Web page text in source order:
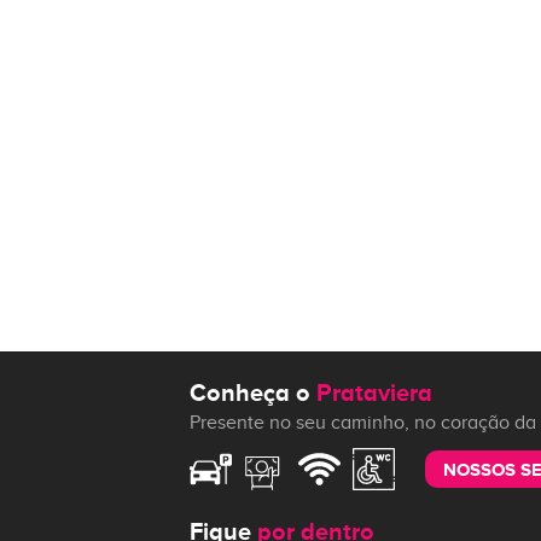
Conheça o Prataviera
Presente no seu caminho, no coração
NOSSOS
Fique por dentro